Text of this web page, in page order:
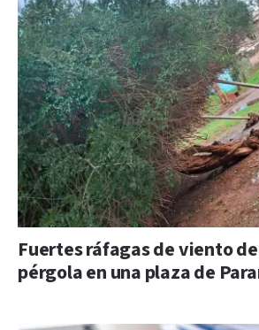
Fuertes ráfagas de viento
pérgola en una plaza de